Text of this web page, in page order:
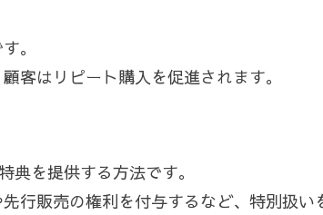
。
客はリピート購入を促進されます。
を提供する方法です。
行販売の権利を付与するなど、特別扱い